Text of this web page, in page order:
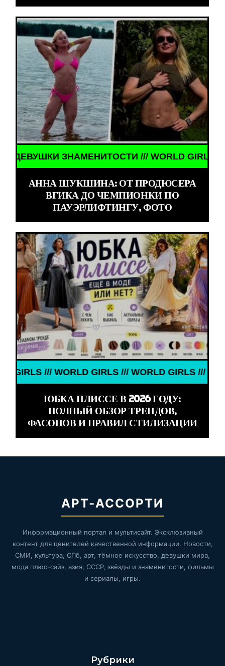
GIRLS /// ДЕВУШКИ ЗНАМЕНИТОСТИ ///
АННА ШУКШИНА: ОТ ПРОДЮСЕРА
ВГИКА ДО ЧЕМПИОНКИ ПО
ПАУЭРЛИФТИНГУ, ФОТО
GIRLS /// WORLD GIRLS /// WORLD GIRLS ///
ЮБКА ПЛИССЕ В 2026 ГОДУ:
ПОЛНЫЙ ОБЗОР ТРЕНДОВ,
ФАСОНОВ И ПРАВИЛ СТИЛИЗАЦИИ
АРТ-АССОРТИ
Информационный портал и мультисайт. Эксклюзивный
контент для ценителей качественной информации. Новости,
СМИ, культура, СПб, арт, тёмное искусство, девушки мира,
мода плюс-сайз, азия, СССР, звёзды и знаменитости, фильмы
и сериалы, игры.
Рубрики